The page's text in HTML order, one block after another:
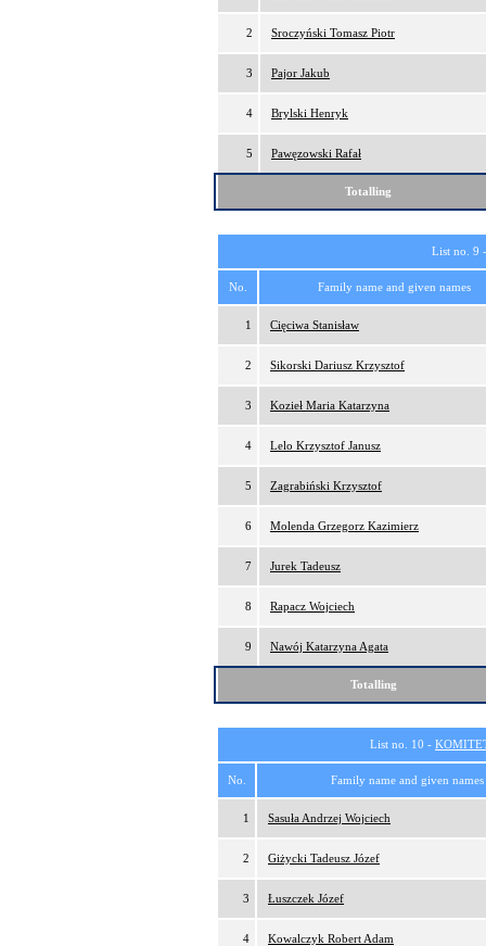
2 Sroczyński Tomasz Piotr
3 Pajor Jakub
4 Brylski Henryk
5 Pawęzowski Rafał
Totalling
List no. 9
No. Family name and given names
1 Cięciwa Stanisław
2 Sikorski Dariusz Krzysztof
3 Kozieł Maria Katarzyna
4 Lelo Krzysztof Janusz
5 Zagrabiński Krzysztof
6 Molenda Grzegorz Kazimierz
7 Jurek Tadeusz
8 Rapacz Wojciech
9 Nawój Katarzyna Agata
Totalling
List no. 10 -
No. Family name and given names
1 Sasuła Andrzej Wojciech
2 Giżycki Tadeusz Józef
3 Łuszczek Józef
4 Kowalczyk Robert Adam